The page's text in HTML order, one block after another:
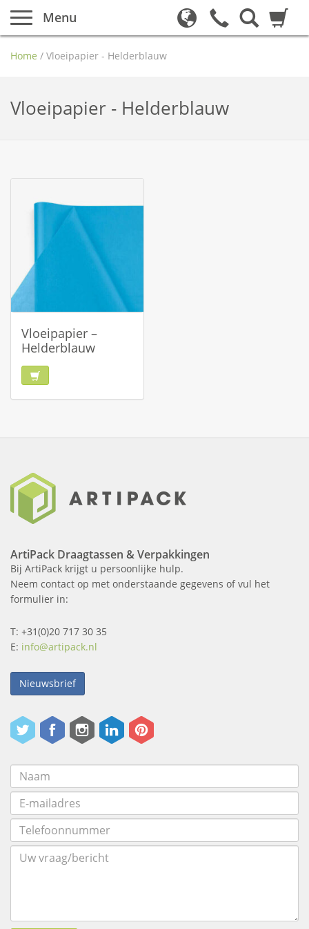
Menu
Home / Vloeipapier - Helderblauw
Vloeipapier - Helderblauw
Vloeipapier –
Helderblauw
ArtiPack Draagtassen & Verpakkingen
Bij ArtiPack krijgt u persoonlijke hulp.
Neem contact op met onderstaande gegevens of vul het
formulier in:
T: +31(0)20 717 30 35
E: info@artipack.nl
Nieuwsbrief